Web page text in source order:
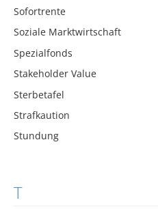
Sofortrente
Soziale Marktwirtschaft
Spezialfonds
Stakeholder Value
Sterbetafel
Strafkaution
Stundung
T